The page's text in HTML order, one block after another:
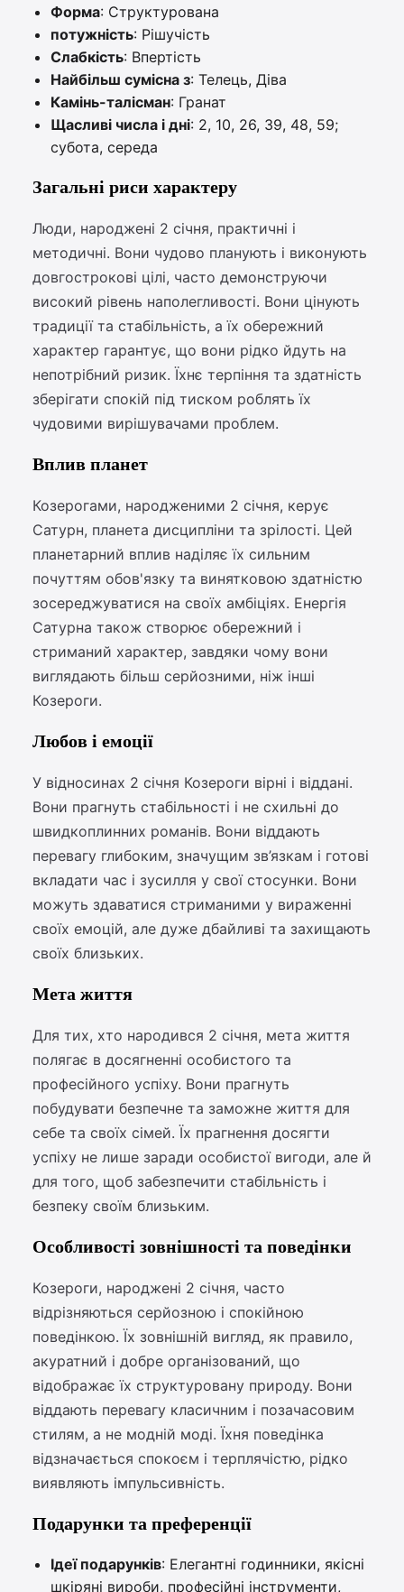
Форма: Структурована
потужність: Рішучість
Слабкість: Впертість
Найбільш сумісна з: Телець, Діва
Камінь-талісман: Гранат
Щасливі числа і дні: 2, 10, 26, 39, 48, 59;
субота, середа
Загальні риси характеру
Люди, народжені 2 січня, практичні і
методичні. Вони чудово планують і виконують
довгострокові цілі, часто демонструючи
високий рівень наполегливості. Вони цінують
традиції та стабільність, а їх обережний
характер гарантує, що вони рідко йдуть на
непотрібний ризик. Їхнє терпіння та здатність
зберігати спокій під тиском роблять їх
чудовими вирішувачами проблем.
Вплив планет
Козерогами, народженими 2 січня, керує
Сатурн, планета дисципліни та зрілості. Цей
планетарний вплив наділяє їх сильним
почуттям обов'язку та винятковою здатністю
зосереджуватися на своїх амбіціях. Енергія
Сатурна також створює обережний і
стриманий характер, завдяки чому вони
виглядають більш серйозними, ніж інші
Козероги.
Любов і емоції
У відносинах 2 січня Козероги вірні і віддані.
Вони прагнуть стабільності і не схильні до
швидкоплинних романів. Вони віддають
перевагу глибоким, значущим зв’язкам і готові
вкладати час і зусилля у свої стосунки. Вони
можуть здаватися стриманими у вираженні
своїх емоцій, але дуже дбайливі та захищають
своїх близьких.
Мета життя
Для тих, хто народився 2 січня, мета життя
полягає в досягненні особистого та
професійного успіху. Вони прагнуть
побудувати безпечне та заможне життя для
себе та своїх сімей. Їх прагнення досягти
успіху не лише заради особистої вигоди, але й
для того, щоб забезпечити стабільність і
безпеку своїм близьким.
Особливості зовнішності та поведінки
Козероги, народжені 2 січня, часто
відрізняються серйозною і спокійною
поведінкою. Їх зовнішній вигляд, як правило,
акуратний і добре організований, що
відображає їх структуровану природу. Вони
віддають перевагу класичним і позачасовим
стилям, а не модній моді. Їхня поведінка
відзначається спокоєм і терплячістю, рідко
виявляють імпульсивність.
Подарунки та преференції
Ідеї подарунків: Елегантні годинники, якісні
шкіряні вироби, професійні інструменти,